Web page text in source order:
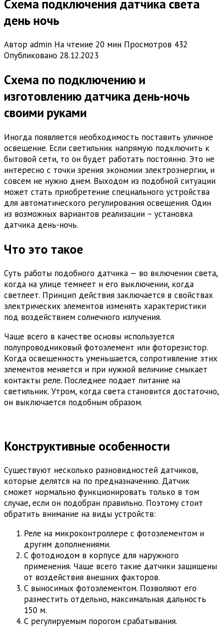
Схема подключения датчика света
день ночь
Автор admin На чтение 20 мин Просмотров 432
Опубликовано 28.12.2023
Схема по подключению и
изготовлению датчика день-ночь
своими руками
Иногда появляется необходимость поставить уличное
освещение. Если светильник напрямую подключить к
бытовой сети, то он будет работать постоянно. Это не
интересно с точки зрения экономии электроэнергии, и
совсем не нужно днем. Выходом из подобной ситуации
может стать приобретение специального устройства
для автоматического регулирования освещения. Один
из возможных вариантов реализации – установка
датчика день-ночь.
Что это такое
Суть работы подобного датчика — во включении света,
когда на улице темнеет и его выключении, когда
светлеет. Принцип действия заключается в свойствах
электрических элементов изменять характеристики
под воздействием солнечного излучения.
Чаще всего в качестве основы используется
полупроводниковый фотоэлемент или фоторезистор.
Когда освещенность уменьшается, сопротивление этих
элементов меняется и при нужной величине смыкает
контакты реле. Последнее подает питание на
светильник. Утром, когда света становится достаточно,
он выключается подобным образом.
Конструктивные особенности
Существуют несколько разновидностей датчиков,
которые делятся на по предназначению. Датчик
сможет нормально функционировать только в том
случае, если он подобран правильно. Поэтому стоит
обратить внимание на виды устройств:
Реле на микроконтроллере с фотоэлементом и
другим дополнениями.
С фотодиодом в корпусе для наружного
применения. Чаще всего такие датчики защищены
от воздействия внешних факторов.
С выносимых фотоэлементом. Позволяют его
разместить отдельно, максимальная дальность
150 м.
С регулируемым порогом срабатывания.